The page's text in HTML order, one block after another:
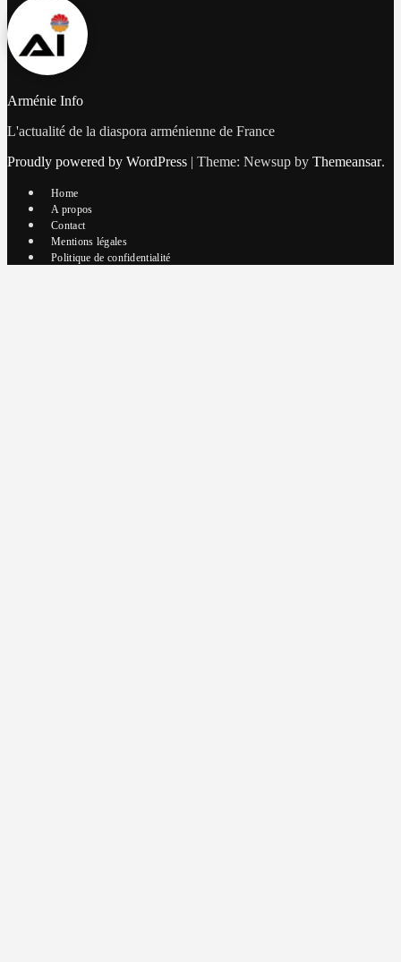
Arménie Info
L'actualité de la diaspora arménienne de France
Proudly powered by WordPress | Theme: Newsup by Themeansar.
Home
A propos
Contact
Mentions légales
Politique de confidentialité